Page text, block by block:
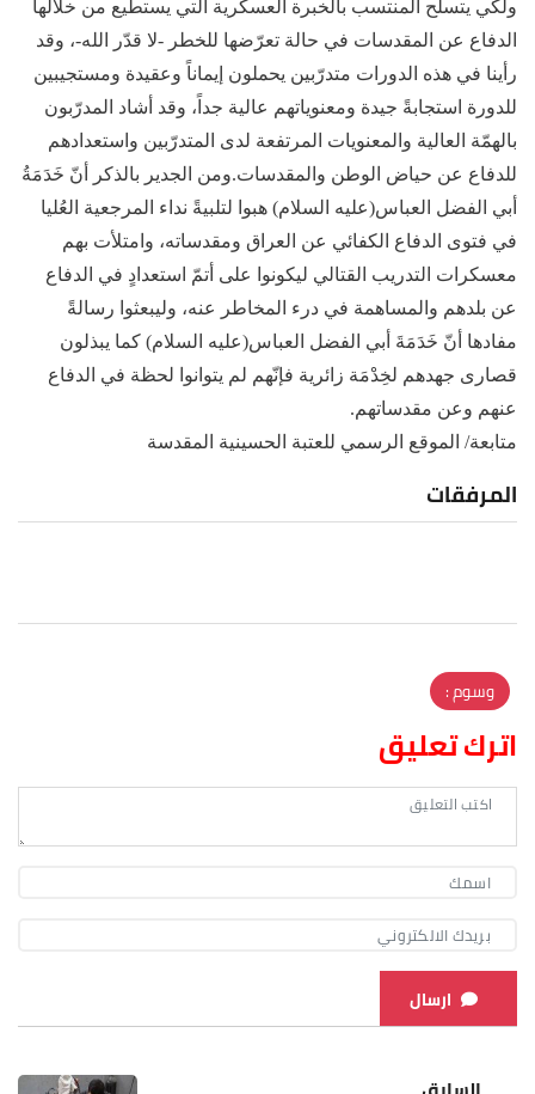
ولكي يتسلّح المنتسب بالخبرة العسكرية التي يستطيع من خلالها
الدفاع عن المقدسات في حالة تعرّضها للخطر -لا قدّر الله-، وقد
رأينا في هذه الدورات متدرّبين يحملون إيماناً وعقيدة ومستجيبين
للدورة استجابةً جيدة ومعنوياتهم عالية جداً، وقد أشاد المدرّبون
بالهمّة العالية والمعنويات المرتفعة لدى المتدرّبين واستعدادهم
للدفاع عن حياض الوطن والمقدسات.ومن الجدير بالذكر أنّ خَدَمَةُ
أبي الفضل العباس(عليه السلام) هبوا لتلبيةً نداء المرجعية العُليا
في فتوى الدفاع الكفائي عن العراق ومقدساته، وامتلأت بهم
معسكرات التدريب القتالي ليكونوا على أتمّ استعدادٍ في الدفاع
عن بلدهم والمساهمة في درء المخاطر عنه، وليبعثوا رسالةً
مفادها أنّ خَدَمَةَ أبي الفضل العباس(عليه السلام) كما يبذلون
قصارى جهدهم لخِدْمَة زائرية فإنّهم لم يتوانوا لحظة في الدفاع
عنهم وعن مقدساتهم.
متابعة/ الموقع الرسمي للعتبة الحسينية المقدسة
المرفقات
وسوم :
اترك تعليق
ارسال